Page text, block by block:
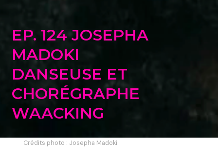
EP. 124 JOSEPHA
MADOKI
DANSEUSE ET
CHORÉGRAPHE
WAACKING
Crédits photo : Josepha Madoki